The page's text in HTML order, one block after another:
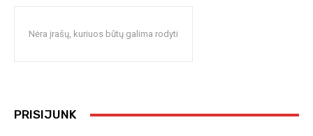
Nėra įrašų, kuriuos būtų galima rodyti
PRISIJUNK